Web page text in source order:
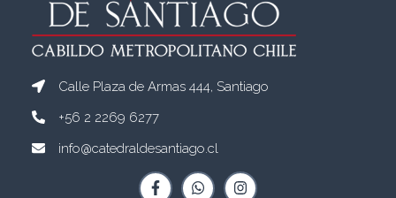
Calle Plaza de Armas 444, Santiago
+56 2 2269 6277
info@catedraldesantiago.cl